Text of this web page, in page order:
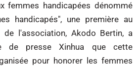
femmes handicapées dénommé
handicapés", une première au
de l'association, Akodo Bertin, a
de presse Xinhua que cette
pour honorer les femmes